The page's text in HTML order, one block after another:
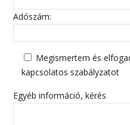
Adószám:
Megismertem és
kapcsolatos szabályzatot
Egyéb információ, kérés